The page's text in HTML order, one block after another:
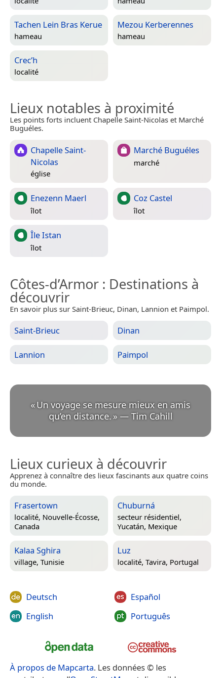
Tachen Lein Bras Kerue
hameau
Mezou Kerberennes
hameau
Crec’h
localité
Lieux notables à proximité
Les points forts incluent Chapelle Saint-Nicolas et Marché
Buguéles.
Chapelle Saint-
Nicolas
église
Marché Buguéles
marché
Enezenn Maerl
îlot
Coz Castel
îlot
Île Istan
îlot
Côtes-d’Armor : Destinations à
découvrir
En savoir plus sur Saint-Brieuc, Dinan, Lannion et Paimpol.
Saint-Brieuc Dinan
Lannion Paimpol
«Un voyage se mesure mieux en amis
qu’en distance. » — Tim Cahill
Lieux curieux à découvrir
Apprenez à connaître des lieux fascinants aux quatre coins
du monde.
Frasertown
localité, Nouvelle-Écosse,
Canada
Chuburná
secteur résidentiel,
Yucatán, Mexique
Kalaa Sghira
village, Tunisie
Luz
localité, Tavira, Portugal
Deutsch
English
Español
Português
À propos de Mapcarta. Les données © les